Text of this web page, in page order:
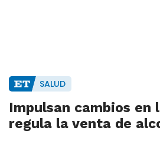
SALUD
Impulsan cambios en
regula la venta de